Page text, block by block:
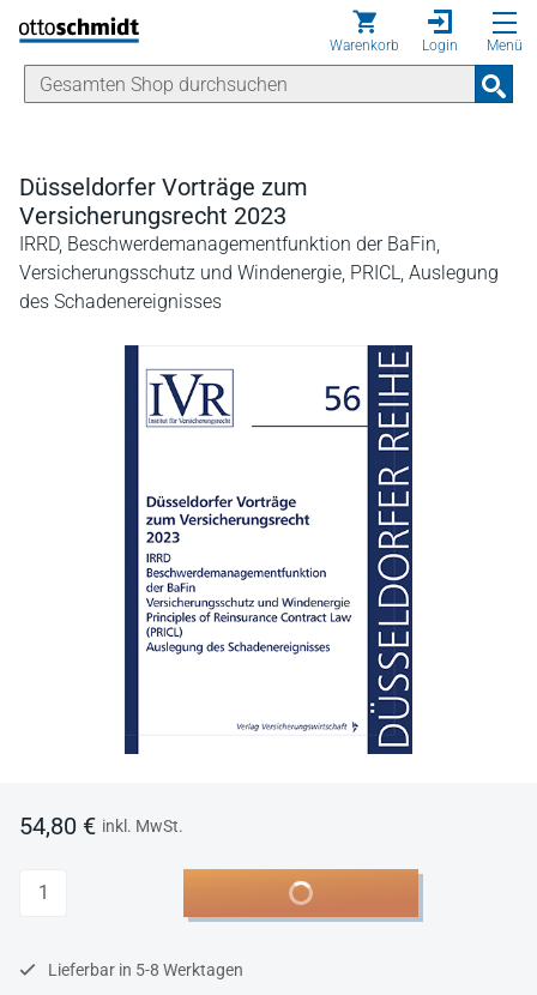
Direkt zum Inhalt
Warenkorb Login Menü
Düsseldorfer Vorträge zum
Versicherungsrecht 2023
IRRD, Beschwerdemanagementfunktion der BaFin,
Versicherungsschutz und Windenergie, PRICL, Auslegung
des Schadenereignisses
54,80 € inkl. MwSt.
Anzahl In den Warenkorb
Lieferbar in 5-8 Werktagen